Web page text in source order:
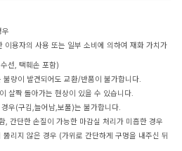
우
용자의 사용 또는 일부 소비에 의하여 재화 가치가
선, 택훼손 포함)
량이 발견되어도 교환/반품이 불가합니다.
살짝 돌아가는 현상이 있을 수 있습니다.
우(구김,늘어남,보풀)는 불가합니다.
, 간단한 손질이 가능한 마감실 처리가 미흡한 경우
리지 않은 경우 (가위로 간단하게 구멍을 내주신 뒤